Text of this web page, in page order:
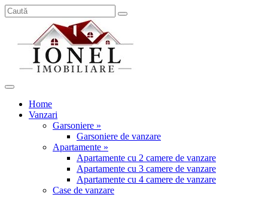
Home
Vanzari
Garsoniere »
Garsoniere de vanzare
Apartamente »
Apartamente cu 2 camere de vanzare
Apartamente cu 3 camere de vanzare
Apartamente cu 4 camere de vanzare
Case de vanzare